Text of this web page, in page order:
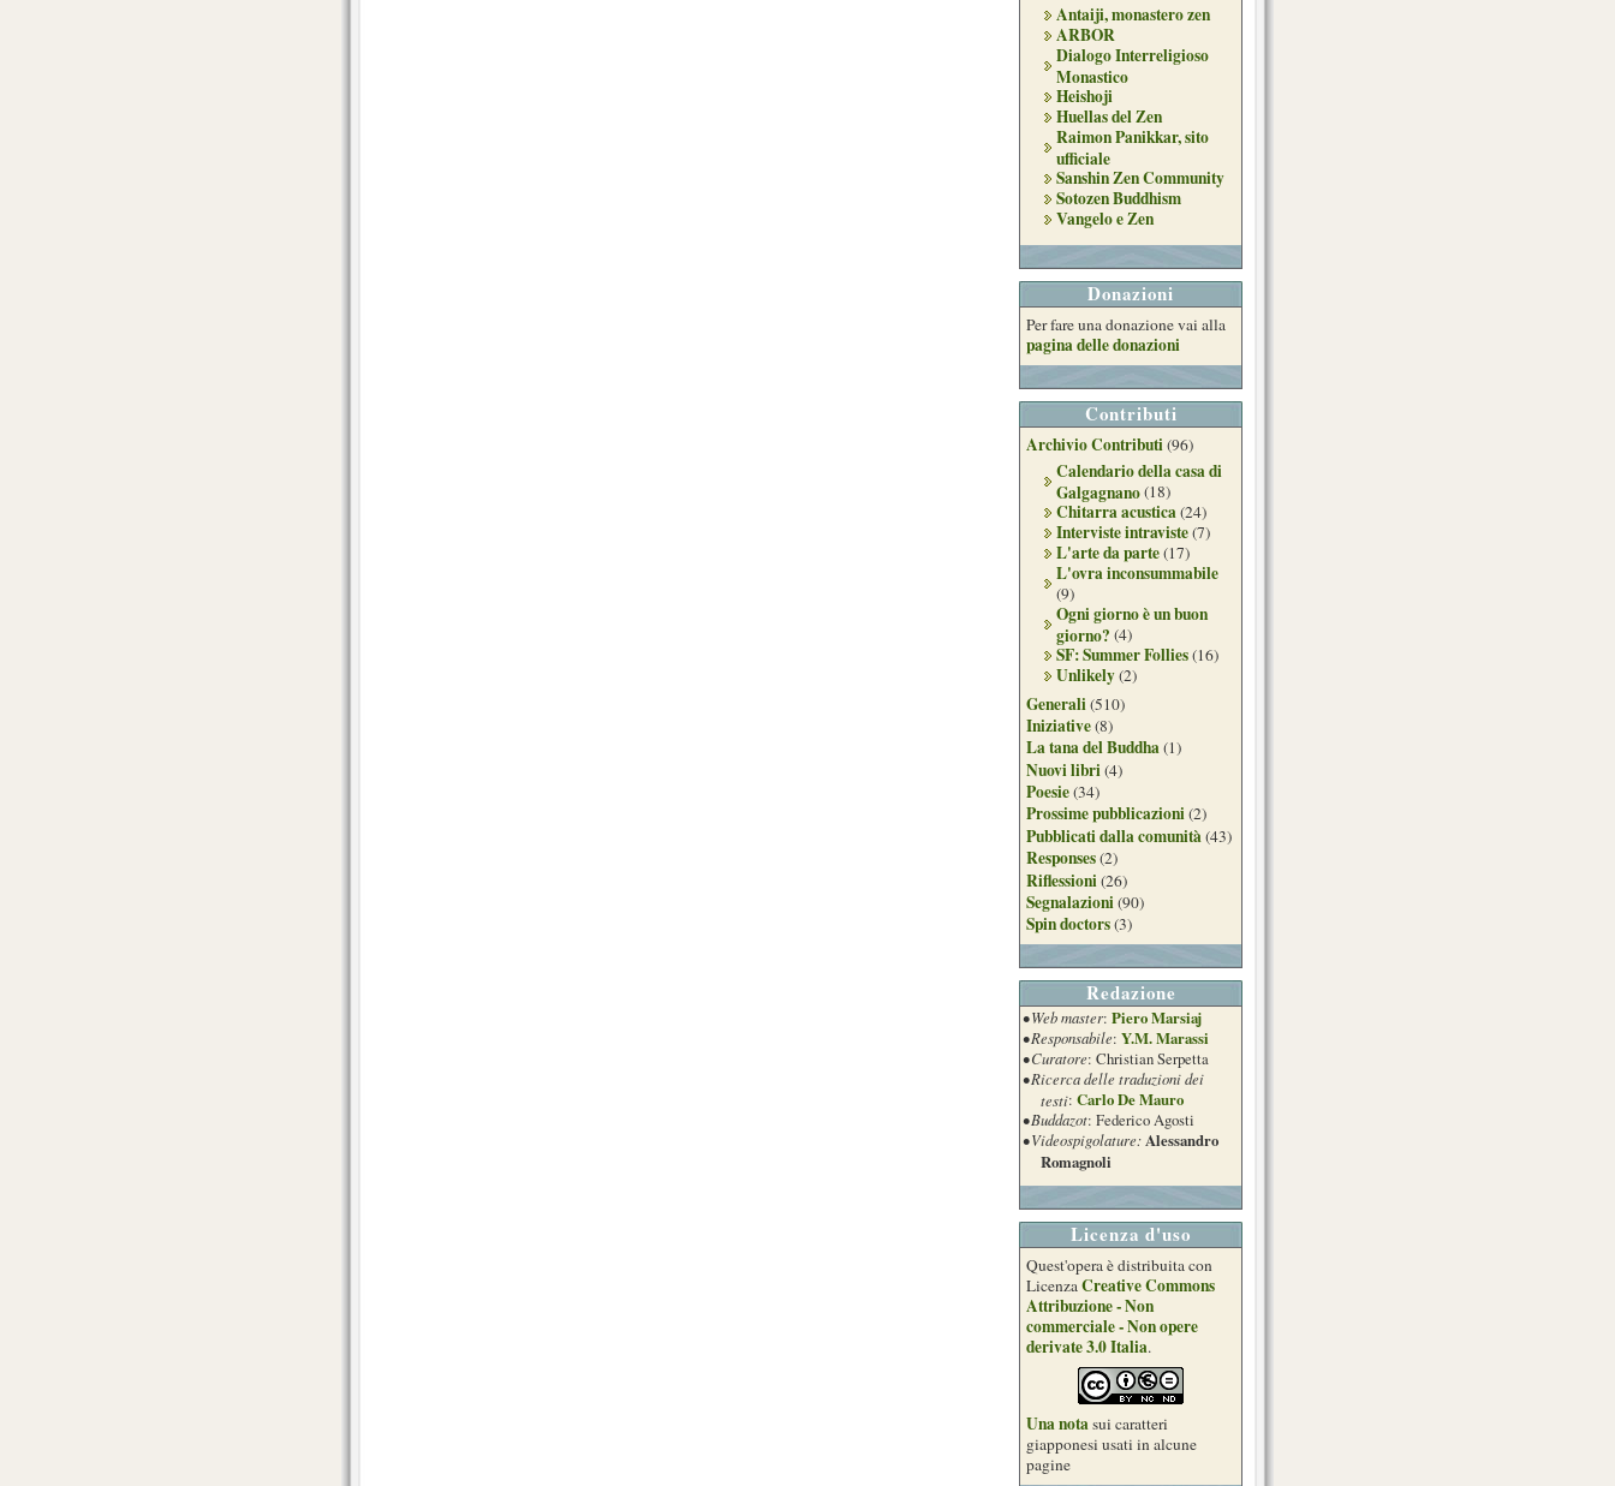
Antaiji, monastero zen
ARBOR
Dialogo Interreligioso
Monastico
Heishoji
Huellas del Zen
Raimon Panikkar, sito
ufficiale
Sanshin Zen Community
Sotozen Buddhism
Vangelo e Zen
Donazioni
Per fare una donazione vai alla
pagina delle donazioni
Contributi
Archivio Contributi(96)
Calendario della casa di
Galgagnano(18)
Chitarra acustica(24)
Interviste intraviste(7)
L'arte da parte(17)
L'ovra inconsummabile
(9)
Ogni giorno è un buon
giorno? (4)
SF: Summer Follies(16)
Unlikely(2)
Generali(510)
Iniziative(8)
La tana del Buddha(1)
Nuovi libri(4)
Poesie(34)
Prossime pubblicazioni(2)
Pubblicati dalla comunità(43)
Responses(2)
Riflessioni(26)
Segnalazioni(90)
Spin doctors(3)
Redazione
• Web master: Piero Marsiaj
• Responsabile: Y.M. Marassi
• Curatore: Christian Serpetta
• Ricerca delle traduzioni dei
testi: Carlo De Mauro
• Buddazot: Federico Agosti
• Videospigolature:Alessandro
Romagnoli
Licenza d'uso
Quest'opera è distribuita con
LicenzaCreative Commons
Attribuzione - Non
commerciale - Non opere
derivate 3.0 Italia.
Una notasui caratteri
giapponesi usati in alcune
pagine